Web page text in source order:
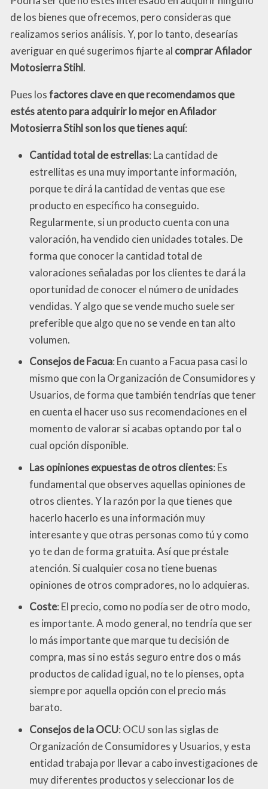
de los bienes que ofrecemos, pero consideras que
realizamos serios análisis. Y, por lo tanto, desearías
averiguar en qué sugerimos fijarte al comprar Afilador
Motosierra Stihl.
Pues losfactores clave en que recomendamos que
estés atento para adquirir lo mejor en Afilador
Motosierra Stihl son los que tienes aquí:
Cantidad total de estrellas: La cantidad de
estrellitas es una muy importante información,
porque te dirá la cantidad de ventas que ese
producto en específico ha conseguido.
Regularmente, si un producto cuenta con una
valoración, ha vendido cien unidades totales. De
forma que conocer la cantidad total de
valoraciones señaladas por los clientes te dará la
oportunidad de conocer el número de unidades
vendidas. Y algo que se vende mucho suele ser
preferible que algo que no se vende en tan alto
volumen.
Consejos de Facua: En cuanto a Facua pasa casi lo
mismo que con la Organización de Consumidores y
Usuarios, de forma que también tendrías que tener
en cuenta el hacer uso sus recomendaciones en el
momento de valorar si acabas optando por tal o
cual opción disponible.
Las opiniones expuestas de otros clientes: Es
fundamental que observes aquellas opiniones de
otros clientes. Y la razón por la que tienes que
hacerlo hacerlo es una información muy
interesante y que otras personas como tú y como
yo te dan de forma gratuita. Así que préstale
atención. Si cualquier cosa no tiene buenas
opiniones de otros compradores, no lo adquieras.
Coste: El precio, como no podía ser de otro modo,
es importante. A modo general, no tendría que ser
lo más importante que marque tu decisión de
compra, mas si no estás seguro entre dos o más
productos de calidad igual, no te lo pienses, opta
siempre por aquella opción con el precio más
barato.
Consejos de la OCU: OCU son las siglas de
Organización de Consumidores y Usuarios, y esta
entidad trabaja por llevar a cabo investigaciones de
muy diferentes productos y seleccionar los de